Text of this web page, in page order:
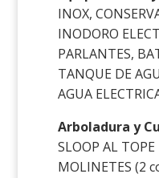
INOX,
INODORO
PARLANTES,
TANQUE DE
AGUA
Arboladura y
SLOOP AL
MOLINETES (2